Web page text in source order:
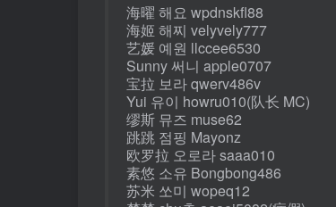
海曜 해요 wpdnskfl88
海姬 해찌 velyvely777
艺媛 예원 llccee6530
Sunny 써니 apple0707
宝拉 보라 qwerv486v
Yui 유이 howru010(队长 MC)
缪斯 뮤즈 muse62
跳跳 점핑 Mayonz
欧罗拉 오로라 saaa010
素悠 소유 Bongbong486
苏米 쏘미 wopeq12